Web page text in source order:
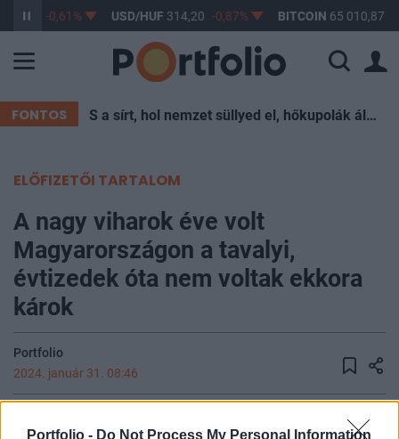
Portfolio - Do Not Process My Personal Information
-0,61% USD/HUF 314,20 -0,87% BITCOIN 65 010,87
FONTOS S a sírt, hol nemzet süllyed el, hőkupolák állják körül
ELŐFIZETŐI TARTALOM
A nagy viharok éve volt
Magyarországon a tavalyi,
évtizedek óta nem voltak ekkora
károk
Portfolio
2024. január 31. 08:46
Míg a 2022-es esztendő a történelmi aszály éve